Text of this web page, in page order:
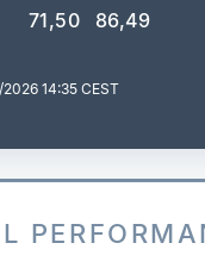
71,50 86,49
14:35 CEST